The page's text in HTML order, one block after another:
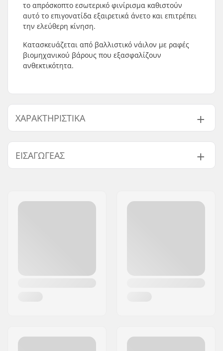
το απρόσκοπτο εσωτερικό φινίρισμα καθιστούν
αυτό το επιγονατίδα εξαιρετικά άνετο και επιτρέπει
την ελεύθερη κίνηση.
Κατασκευάζεται από βαλλιστικό νάιλον με ραφές
βιομηχανικού βάρους που εξασφαλίζουν
ανθεκτικότητα.
ΧΑΡΑΚΤΗΡΙΣΤΙΚΆ
Προστασία: Foam system
ΕΙΣΑΓΩΓΈΑΣ